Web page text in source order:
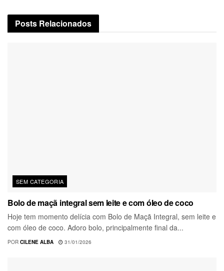
Posts Relacionados
SEM CATEGORIA
Bolo de maçã integral sem leite e com óleo de coco
Hoje tem momento delícia com Bolo de Maçã Integral, sem leite e
com óleo de coco. Adoro bolo, principalmente final da...
POR CILENE ALBA 31/01/2026